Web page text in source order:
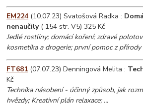
EM224 (10.07.23) Svatošová Radka :
nenaučily( 154 str. V5) 325 Kč
Jedlé rostliny; domácí koření; zdravé
kosmetika a drogerie; první pomoc z přírody
FT681 (07.07.23) Denningová Melita :
Kč
Technika násobení - účinný způsob, jak
hvězdy; Kreativní plán relaxace; ...